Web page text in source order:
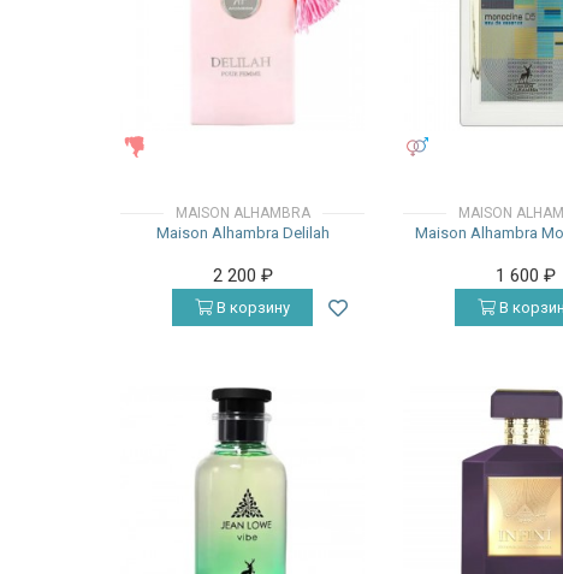
MAISON ALHAMBRA
Maison Alhambra Delilah
2 200 ₽
В корзину
MAISON
Maison Alhambra
1 600 ₽
В